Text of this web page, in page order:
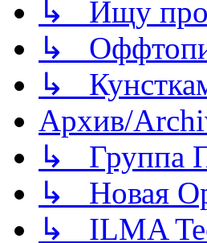
↳ Ищу
↳
↳
Архив/
↳ Группа
↳ Новая
↳ ILMA